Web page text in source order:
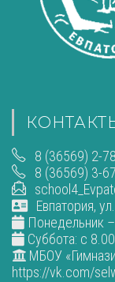
8 (36569) 2-
8 (36569) 3-
Евпатория,
Понедельник
Суббота: с
МБОУ
https://vk.com/